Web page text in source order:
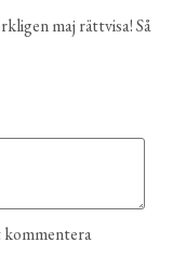
maj rättvisa! Så